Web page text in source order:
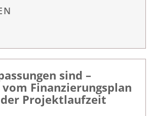
sind –
vom Finanzierungsplan
Projektlaufzeit